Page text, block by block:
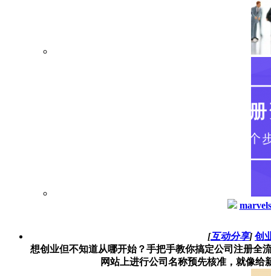
[互动分享] 创
想创业但不知道从哪开始？手把手教你搞定公司注册全
网站上进行公司名称预先核准，就像